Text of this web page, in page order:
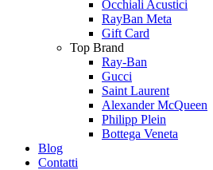
Occhiali Acustici
RayBan Meta
Gift Card
Top Brand
Ray-Ban
Gucci
Saint Laurent
Alexander McQueen
Philipp Plein
Bottega Veneta
Blog
Contatti